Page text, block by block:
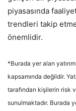
piyasasında
trendleri takip
önemlidir.
*Burada yer alan
kapsamında değildir.
tarafından kişilerin risk
sunulmaktadır. Burada